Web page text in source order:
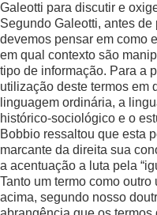
Galeotti para discutir e
Segundo Galeotti, antes
devemos pensar em como
em qual contexto são
tipo de informação. Para a
utilização deste termos em
linguagem ordinária, a
histórico-sociológico e o
Bobbio ressaltou que esta
marcante da direita sua
a acentuação a luta pela
Tanto um termo como
acima, segundo nosso